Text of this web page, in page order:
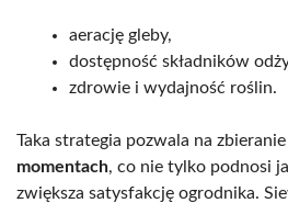
aerację gleby,
dostępność składników
zdrowie i wydajność roślin.
Taka strategia pozwala na
momentach, co nie tylko podnosi
zwiększa satysfakcję ogrodnika.